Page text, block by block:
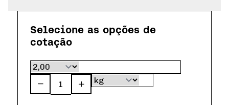
Selecione as opções de
cotação